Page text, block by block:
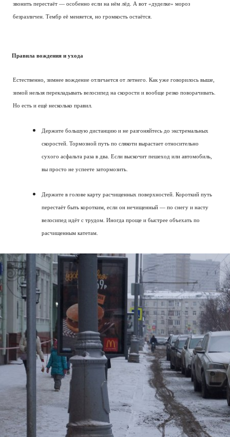
звонить перестаёт — особенно если на нём лёд. А вот «дуделке» мороз
безразличен. Тембр её меняется, но громкость остаётся.
Правила вождения и ухода
Естественно, зимнее вождение отличается от летнего. Как уже говорилось выше,
зимой нельзя перекладывать велосипед на скорости и вообще резко поворачивать.
Но есть и ещё несколько правил.
Держите большую дистанцию и не разгоняйтесь до экстремальных
скоростей. Тормозной путь по слякоти вырастает относительно
сухого асфальта раза в два. Если выскочит пешеход или автомобиль,
вы просто не успеете затормозить.
Держите в голове карту расчищенных поверхностей. Короткий путь
перестаёт быть коротким, если он нечищенный — по снегу и насту
велосипед идёт с трудом. Иногда проще и быстрее объехать по
расчищенным катетам.